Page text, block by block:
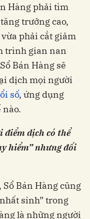
Hàng phải tìm
trưởng cao,
phải cắt giảm
trình gian nan
Bán Hàng sẽ
dịch mọi người
số, ứng dụng
điểm dịch có thể
hiểm” nhưng đối
Bán Hàng cũng
sinh” trong
là những người